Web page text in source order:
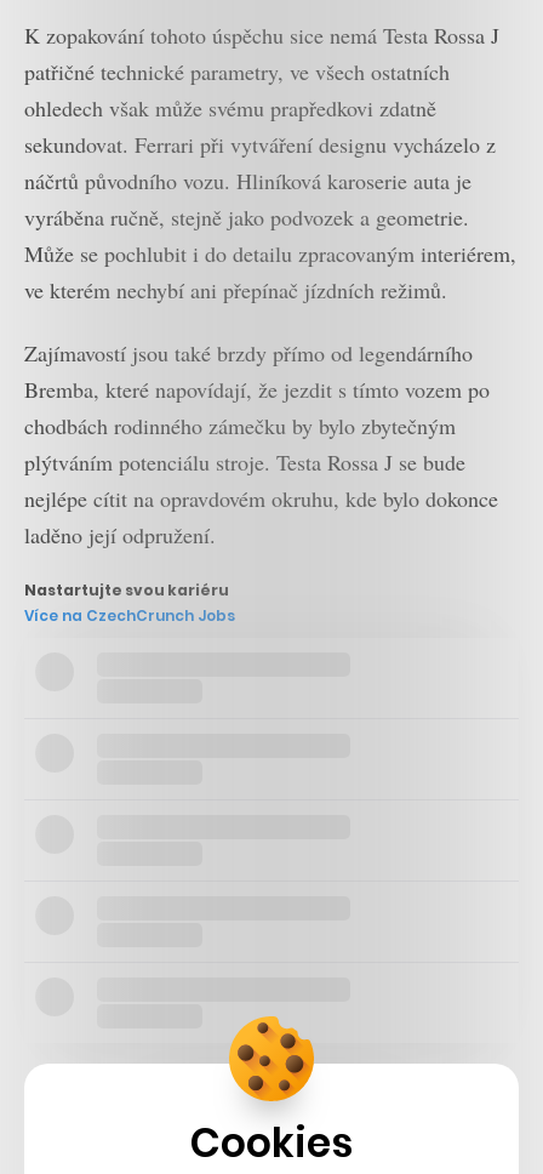
K zopakování tohoto úspěchu sice nemá Testa Rossa J
patřičné technické parametry, ve všech ostatních
ohledech však může svému prapředkovi zdatně
sekundovat. Ferrari při vytváření designu vycházelo z
náčrtů původního vozu. Hliníková karoserie auta je
vyráběna ručně, stejně jako podvozek a geometrie.
Může se pochlubit i do detailu zpracovaným interiérem,
ve kterém nechybí ani přepínač jízdních režimů.
Zajímavostí jsou také brzdy přímo od legendárního
Bremba, které napovídají, že jezdit s tímto vozem po
chodbách rodinného zámečku by bylo zbytečným
plýtváním potenciálu stroje. Testa Rossa J se bude
nejlépe cítit na opravdovém okruhu, kde bylo dokonce
laděno její odpružení.
Nastartujte svou kariéru
Více na CzechCrunch Jobs
Aby měli rodiče děti pod dohledem, mohou nějakou
smyčku vybudovat přímo na pozemku u svého sídla.
Zda své potomky nechají řezat zatáčky bez
Cookies